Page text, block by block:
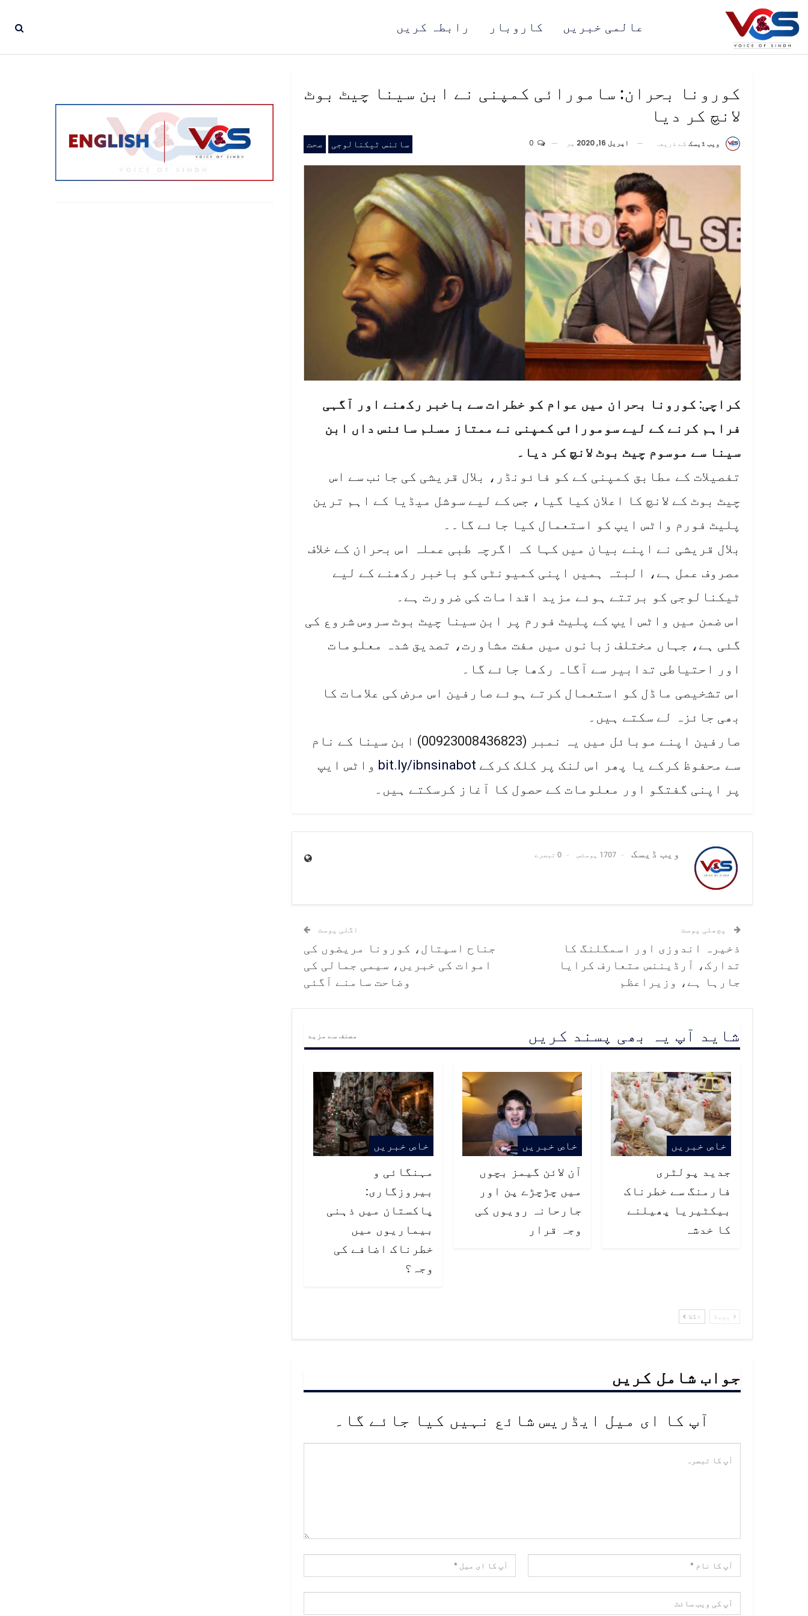
رابطہ کریں کاروبار عالمی خبریں
کورونا بحران: سامورائی کمپنی نے ابن سینا چیٹ بوٹ
لانچ کر دیا
سائنس ٹیکنالوجی صحت ویب ڈیسک کے ذریعہ اپریل 16, 2020 پر
کراچی: کورونا بحران میں عوام کو خطرات سے باخبر رکھنے اور آگہی
فراہم کرنے کے لیے سومورائی کمپنی نے ممتاز مسلم سائنس داں ابن
سینا سے موسوم چیٹ بوٹ لانچ کر دیا۔
تفصیلات کے مطابق کمپنی کے کو فائونڈر، بلال قریشی کی جانب سے اس
چیٹ بوٹ کے لانچ کا اعلان کیا گیا، جس کے لیے سوشل میڈیا کے اہم ترین
پلیٹ فورم واٹس ایپ کو استعمال کیا جائے گا۔۔
بلال قریشی نے اپنے بیان میں کہا کہ اگرچہ طبی عملہ اس بحران کے خلاف
مصروف عمل ہے، البتہ ہمیں اپنی کمیونٹی کو باخبر رکھنے کے لیے
ٹیکنالوجی کو برتتے ہوئے مزید اقدامات کی ضرورت ہے۔
اس ضمن میں واٹس ایپ کے پلیٹ فورم پر ابن سینا چیٹ بوٹ سروس شروع کی
گئی ہے، جہاں مختلف زبانوں میں مفت مشاورت، تصدیق شدہ معلومات
اور احتیاطی تدابیر سے آگاہ رکھا جائے گا۔
اس تشخیصی ماڈل کو استعمال کرتے ہوئے صارفین اس مرض کی علامات کا
بھی جائزہ لے سکتے ہیں۔
صارفین اپنے موبائل میں یہ نمبر (00923008436823) ابن سینا کے نام
سے محفوظ کرکے یا پھر اس لنک پر کلک کرکے bit.ly/ibnsinabot واٹس ایپ
پر اپنی گفتگو اور معلومات کے حصول کا آغاز کرسکتے ہیں۔
ویب ڈیسک 1707 پوسٹس 0 تبصرے
پچھلی پوسٹ
ذخیرہ اندوزی اور اسمگلنگ کا
تدارک، آرڈیننس متعارف کرایا
جارہا ہے، وزیراعظم
اگلی پوسٹ
جناح اسپتال، کورونا مریضوں کی
اموات کی خبریں، سیمی جمالی کی
وضاحت سامنے آگئی
شاید آپ یہ بھی پسند کریں مصنف سے مزید
خاص خبریں
جدید پولٹری
فارمنگ سے خطرناک
بیکٹیریا پھیلنے
کا خدشہ
خاص خبریں
آن لائن گیمز بچوں
میں چڑچڑے پن اور
جارحانہ رویوں کی
وجہ قرار
خاص خبریں
مہنگائی و
بیروزگاری:
پاکستان میں ذہنی
بیماریوں میں
خطرناک اضافے کی
وجہ؟
پچھلا اگلا
جواب شامل کریں
آپ کا ای میل ایڈریس شائع نہیں کیا جائے گا۔